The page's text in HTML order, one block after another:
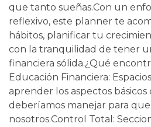
que tanto sueñas. ​Con un
reflexivo, este planner te
hábitos, planificar tu
con la tranquilidad de tener
financiera sólida. ​¿Qué
Educación Financiera:
aprender los aspectos
deberíamos manejar para
nosotros. ​Control Total: